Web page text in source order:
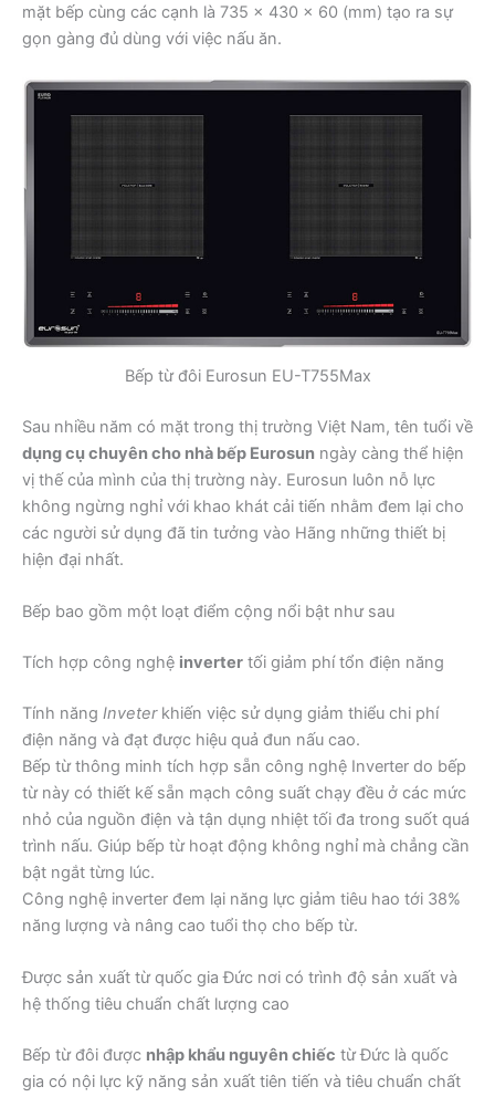
mặt bếp cùng các cạnh là 735 x 430 x 60 (mm) tạo ra sự
gọn gàng đủ dùng với việc nấu ăn.
Bếp từ đôi Eurosun EU-T755Max
Sau nhiều năm có mặt trong thị trường Việt Nam, tên tuổi về
dụng cụ chuyên cho nhà bếp Eurosun ngày càng thể hiện
vị thế của mình của thị trường này. Eurosun luôn nỗ lực
không ngừng nghỉ với khao khát cải tiến nhằm đem lại cho
các người sử dụng đã tin tưởng vào Hãng những thiết bị
hiện đại nhất.
Bếp bao gồm một loạt điểm cộng nổi bật như sau
Tích hợp công nghệ inverter tối giảm phí tổn điện năng
Tính năng Inveterkhiến việc sử dụng giảm thiểu chi phí
điện năng và đạt được hiệu quả đun nấu cao.
Bếp từ thông minh tích hợp sẵn công nghệ Inverter do bếp
từ này có thiết kế sẵn mạch công suất chạy đều ở các mức
nhỏ của nguồn điện và tận dụng nhiệt tối đa trong suốt quá
trình nấu. Giúp bếp từ hoạt động không nghỉ mà chẳng cần
bật ngắt từng lúc.
Công nghệ inverter đem lại năng lực giảm tiêu hao tới 38%
năng lượng và nâng cao tuổi thọ cho bếp từ.
Được sản xuất từ quốc gia Đức nơi có trình độ sản xuất và
hệ thống tiêu chuẩn chất lượng cao
Bếp từ đôi được nhập khẩu nguyên chiếc từ Đức là quốc
gia có nội lực kỹ năng sản xuất tiên tiến và tiêu chuẩn chất